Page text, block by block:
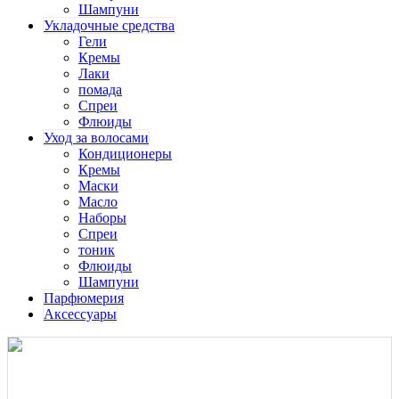
Шампуни
Укладочные средства
Гели
Кремы
Лаки
помада
Спреи
Флюиды
Уход за волосами
Кондиционеры
Кремы
Маски
Масло
Наборы
Спреи
тоник
Флюиды
Шампуни
Парфюмерия
Аксессуары